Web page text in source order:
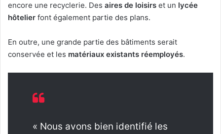
encore une recyclerie. Des aires de loisirs et un lycée
hôtelier font également partie des plans.
En outre, une grande partie des bâtiments serait
conservée et les matériaux existants réemployés.
« Nous avons bien identifié les